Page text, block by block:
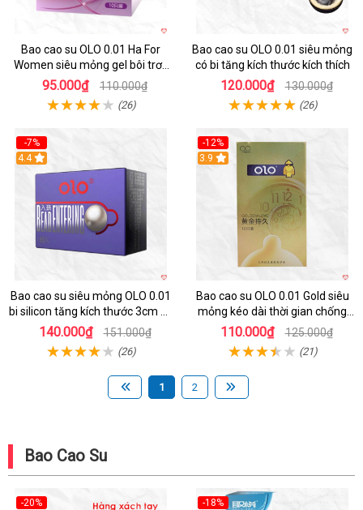
Bao cao su OLO 0.01 Ha For
Women siêu mỏng gel bôi trơn
an toàn hộp 10
95.000₫ 110.000₫
(26)
Bao cao su OLO 0.01 siêu mỏng
có bi tăng kích thước kích thích
120.000₫ 130.000₫
(26)
-7%
4.4
Bao cao su siêu mỏng OLO 0.01
bi silicon tăng kích thước 3cm 10
cái
140.000₫ 151.000₫
(26)
-12%
3.9
Bao cao su OLO 0.01 Gold siêu
mỏng kéo dài thời gian chống
tuột hộp 10
110.000₫ 125.000₫
(21)
1 2
Bao Cao Su
-20%
-18%